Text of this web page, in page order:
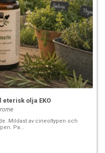
olja EKO
Mildast av cineoltypen och
Pa...